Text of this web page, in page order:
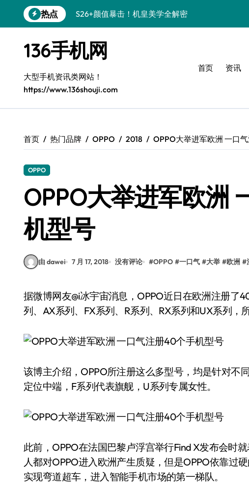
到
热点
S26+颜值暴击！机皇美学全解密
三星S26上手玩转个性美化技巧
Galaxy S25美颜秘籍：个性定制炫酷玩法
Galaxy C55 5G潮改指南：定制无限可能
Galaxy C55 5G登场，美学新标杆！
S25+闪亮登场，这样拍秒变焦点！
136手机网
大型手机资讯类网站！
https://www.136shouji.com
首页 资讯
首页 热门品牌 OPPO 2018 OPPO大举进军欧洲 一口
OPPO
OPPO大举进军欧洲
机型号
由 dawei 7 月 17, 2018 没有评论 #OPPO #一口气 #大举 #欧洲 #
据微博网友@i冰宇宙消息，OPPO近日在欧洲注册了40个新智能手机型号。这些型号包括A系
列、AX系列、FX系列、R系列、RX系列和UX系列，
该博主介绍，OPPO所注册这么多型号，均是针对不
定位中端，F系列代表旗舰，U系列专属女性。
此前，OPPO在法国巴黎卢浮宫举行Find X发布会时
人都对OPPO进入欧洲产生质疑，但是OPPO依靠过
实现弯道超车，进入智能手机市场的第一梯队。